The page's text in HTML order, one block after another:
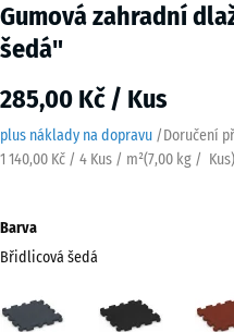
Gumová zahradní
šedá"
285,00 Kč / Kus
plus náklady na dopravu /Doručení
1 140,00 Kč / 4 Kus / m²(7,00 kg / Kus)
Barva
Břidlicová šedá
Břidlicová